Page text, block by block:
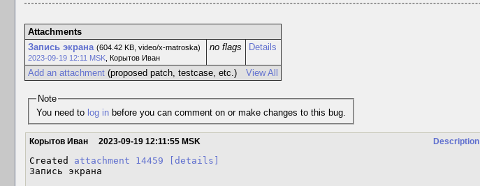
Attachments
Запись экрана (604.42 KB, video/x-matroska)
2023-09-19 12:11 MSK, Корытов Иван
no flags Details
View All
Add an attachment(proposed patch, testcase, etc.)
Note
You need to log in before you can comment on or make changes to this bug.
Description
Корытов Иван 2023-09-19 12:11:55 MSK
Created attachment 14459
[details]
Запись экрана